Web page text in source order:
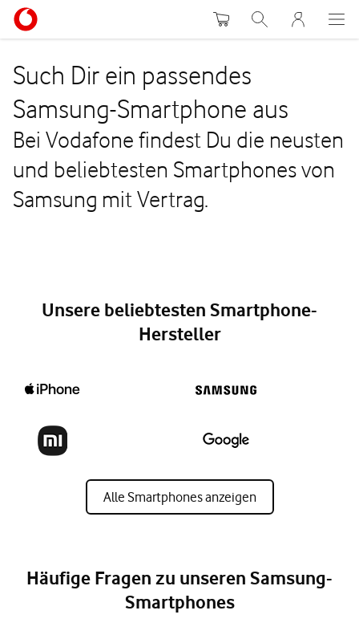
WarenkorbSuche MeinVodafone
Such Dir ein passendes
Samsung-Smartphone aus
Bei Vodafone findest Du die neusten
und beliebtesten Smartphones von
Samsung mit Vertrag.
Unsere beliebtesten Smartphone-
Hersteller
Alle Smartphones anzeigen
Häufige Fragen zu unseren Samsung-
Smartphones